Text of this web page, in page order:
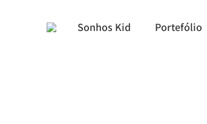
Sonhos Kid Portefólio